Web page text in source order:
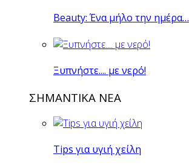
Beauty: Ένα μήλο την ημέρα…
Ξυπνήστε.... με νερό!
ΣΗΜΑΝΤΙΚΑ ΝΕΑ
Tips για υγιή χείλη